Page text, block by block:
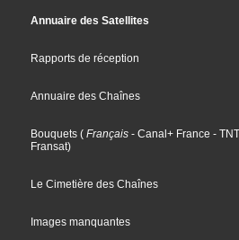
Annuaire des Satellites
Rapports de réception
Annuaire des Chaînes
Bouquets ( Français - Canal+ France -
Fransat)
Le Cimetière des Chaînes
Images manquantes